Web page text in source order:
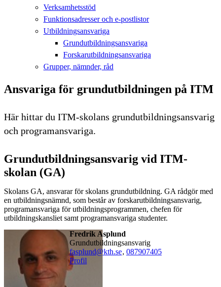
Verksamhetsstöd
Funktionsadresser och e-postlistor
Utbildningsansvariga
Grundutbildningsansvariga
Forskarutbildningsansvariga
Grupper, nämnder, råd
Ansvariga för grundutbildningen på ITM
Här hittar du ITM-skolans grundutbildningsansvarig
och programansvariga.
Grundutbildningsansvarig vid ITM-
skolan (GA)
Skolans GA, ansvarar för skolans grundutbildning. GA rådgör med
en utbildningsnämnd, som består av forskarutbildningsansvarig,
programansvariga för utbildningsprogrammen, chefen för
utbildningskansliet samt programansvariga studenter.
Fredrik Asplund
Grundutbildningsansvarig
fasplund@kth.se, 087907405
Profil